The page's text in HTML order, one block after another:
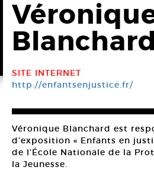
Blanchard
SITE INTERNET
http://enfantsenjustice.fr/
Véronique Blanchard est
d’exposition « Enfants en
de l’École Nationale de la
la Jeunesse.